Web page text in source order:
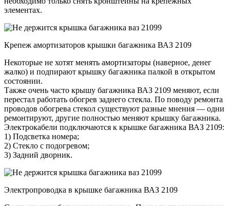
элементах.
Крепеж амортизаторов крышки багажника ВАЗ 2109
Некоторые не хотят менять амортизаторы (наверное, денег
жалко) и подпирают крышку багажника палкой в ​​открытом
состоянии.
Также очень часто крышу багажника ВАЗ 2109 меняют, если
перестал работать обогрев заднего стекла. По поводу ремонта
проводов обогрева стекол существуют разные мнения — одни
ремонтируют, другие полностью меняют крышку багажника.
Электрокабели подключаются к крышке багажника ВАЗ 2109:
1) Подсветка номера;
2) Стекло с подогревом;
3) Задний дворник.
Электропроводка в крышке багажника ВАЗ 2109